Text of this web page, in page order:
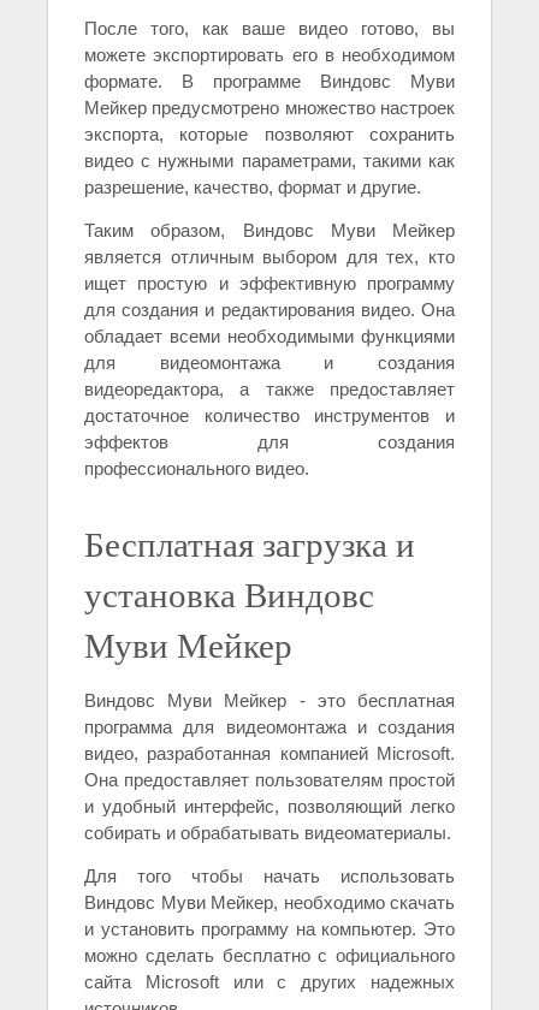
После того, как ваше видео готово, вы
можете экспортировать его в необходимом
формате. В программе Виндовс Муви
Мейкер предусмотрено множество настроек
экспорта, которые позволяют сохранить
видео с нужными параметрами, такими как
разрешение, качество, формат и другие.
Таким образом, Виндовс Муви Мейкер
является отличным выбором для тех, кто
ищет простую и эффективную программу
для создания и редактирования видео. Она
обладает всеми необходимыми функциями
для видеомонтажа и создания
видеоредактора, а также предоставляет
достаточное количество инструментов и
эффектов для создания
профессионального видео.
Бесплатная загрузка и
установка Виндовс
Муви Мейкер
Виндовс Муви Мейкер - это бесплатная
программа для видеомонтажа и создания
видео, разработанная компанией Microsoft.
Она предоставляет пользователям простой
и удобный интерфейс, позволяющий легко
собирать и обрабатывать видеоматериалы.
Для того чтобы начать использовать
Виндовс Муви Мейкер, необходимо скачать
и установить программу на компьютер. Это
можно сделать бесплатно с официального
сайта Microsoft или с других надежных